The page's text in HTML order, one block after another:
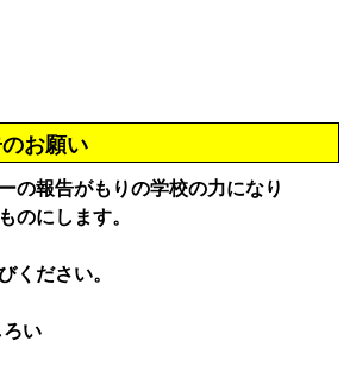
お願い
の報告がもりの学校の力になり
のにします。
ください。
い